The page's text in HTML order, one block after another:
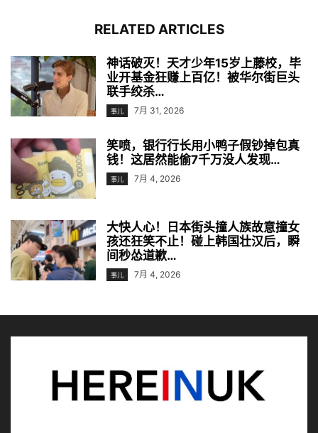
RELATED ARTICLES
神话破灭！天才少年15岁上藤校，毕
业开基金狂赚上百亿！被华尔街巨头
联手绞杀…
事儿 7月 31, 2026
笑喷，银行行长用小鸭子假钞掉包真
钱！这居然能偷7千万没人发现…
事儿 7月 4, 2026
大快人心！日本街头撞人族故意撞女
孩还狂笑不止！碰上韩国壮汉后，瞬
间秒怂道歉…
事儿 7月 4, 2026